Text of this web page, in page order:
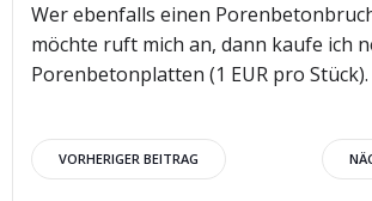
Wer ebenfalls einen
möchte ruft mich an, dann kaufe ich
Porenbetonplatten (1 EUR pro Stück).
VORHERIGER BEITRAG